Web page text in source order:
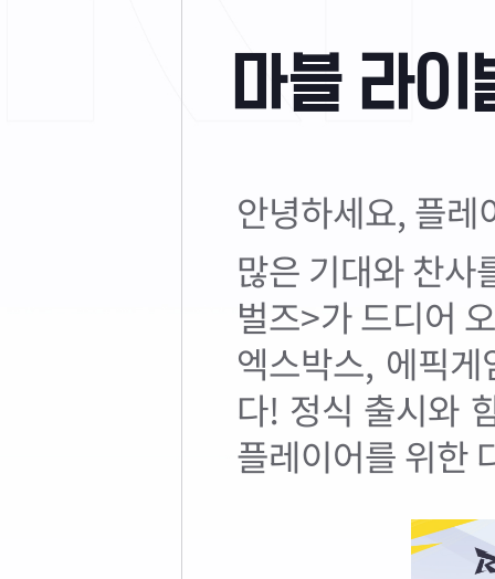
마블 라
안녕하세요, 플레
많은 기대와 찬사
벌즈>가 드디어
엑스박스, 에픽
다! 정식 출시와
플레이어를 위한